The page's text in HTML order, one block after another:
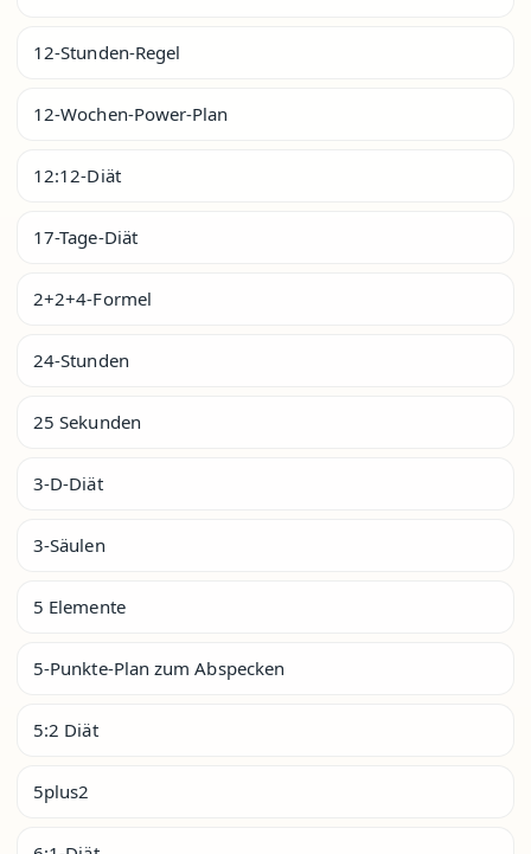
12-Stunden-Regel
12-Wochen-Power-Plan
12:12-Diät
17-Tage-Diät
2+2+4-Formel
24-Stunden
25 Sekunden
3-D-Diät
3-Säulen
5 Elemente
5-Punkte-Plan zum Abspecken
5:2 Diät
5plus2